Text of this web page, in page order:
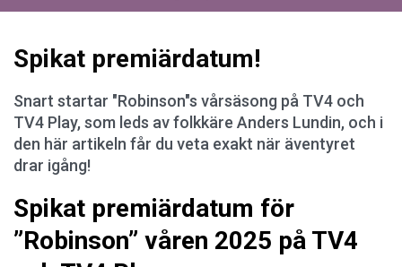
Spikat premiärdatum!
Snart startar "Robinson"s vårsäsong på TV4 och
TV4 Play, som leds av folkkäre Anders Lundin, och i
den här artikeln får du veta exakt när äventyret
drar igång!
Spikat premiärdatum för
”Robinson” våren 2025 på TV4